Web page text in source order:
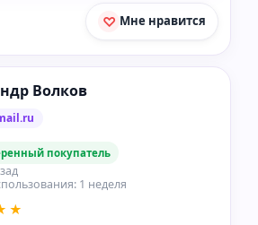
Мне нравится
Волков
покупатель
1 неделя